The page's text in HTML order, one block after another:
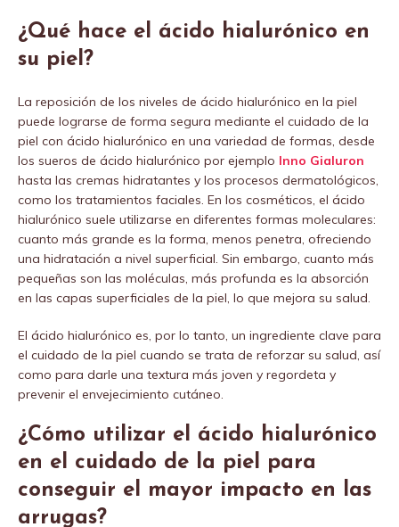
¿Qué hace el ácido hialurónico en
su piel?
La reposición de los niveles de ácido hialurónico en la piel
puede lograrse de forma segura mediante el cuidado de la
piel con ácido hialurónico en una variedad de formas, desde
los sueros de ácido hialurónico por ejemplo Inno Gialuron
hasta las cremas hidratantes y los procesos dermatológicos,
como los tratamientos faciales. En los cosméticos, el ácido
hialurónico suele utilizarse en diferentes formas moleculares:
cuanto más grande es la forma, menos penetra, ofreciendo
una hidratación a nivel superficial. Sin embargo, cuanto más
pequeñas son las moléculas, más profunda es la absorción
en las capas superficiales de la piel, lo que mejora su salud.
El ácido hialurónico es, por lo tanto, un ingrediente clave para
el cuidado de la piel cuando se trata de reforzar su salud, así
como para darle una textura más joven y regordeta y
prevenir el envejecimiento cutáneo.
¿Cómo utilizar el ácido hialurónico
en el cuidado de la piel para
conseguir el mayor impacto en las
arrugas?